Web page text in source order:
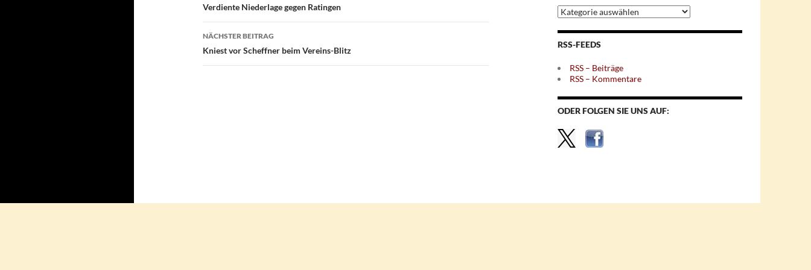
Verdiente Niederlage gegen Ratingen
NÄCHSTER BEITRAG
Kniest vor Scheffner beim Vereins-Blitz
Archiv
nach
Themen
RSS-FEEDS
RSS – Beiträge
RSS – Kommentare
ODER FOLGEN SIE UNS AUF: